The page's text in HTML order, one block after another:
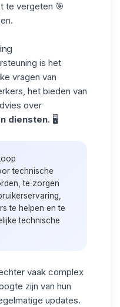
te vergeten 🎯
is het
vragen van
het bieden van
over
diensten. 🖥️
technische
te zorgen
te helpen en te
technische
vaak complex
zijn van hun
updates.